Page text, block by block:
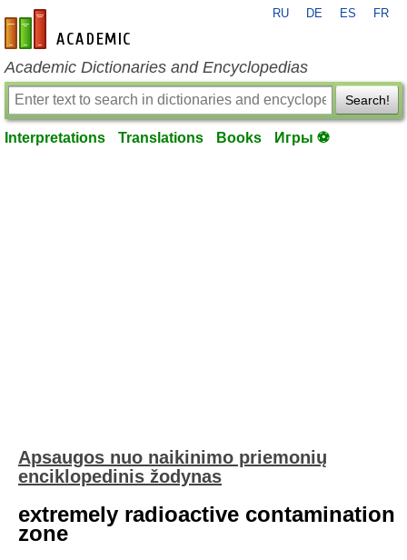
en-academic.com
RU DE ES FR
Academic Dictionaries and Encyclopedias
Search!
Interpretations Translations Books Игры ⚽
Apsaugos nuo naikinimo priemonių
enciklopedinis žodynas
extremely radioactive contamination
zone